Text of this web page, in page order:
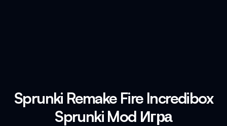
Sprunki Remake Fire Incredibox
Sprunki Mod Игра